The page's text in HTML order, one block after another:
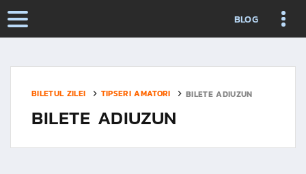
BLOG
BILETUL ZILEI TIPSERI AMATORI BILETE ADIUZUN
BILETE ADIUZUN